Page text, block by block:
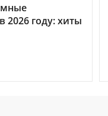
2026 году: хиты